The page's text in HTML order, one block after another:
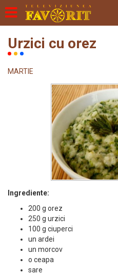
Urzici cu orez
MARTIE
Ingrediente:
200 g orez
250 g urzici
100 g ciuperci
un ardei
un morcov
o ceapa
sare